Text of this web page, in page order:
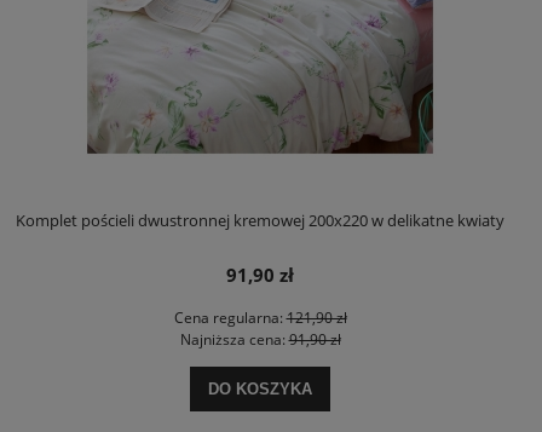
Komplet pościeli dwustronnej kremowej 200x220 w delikatne kwiaty
91,90 zł
Cena regularna:121,90 zł
Najniższa cena:91,90 zł
DO KOSZYKA